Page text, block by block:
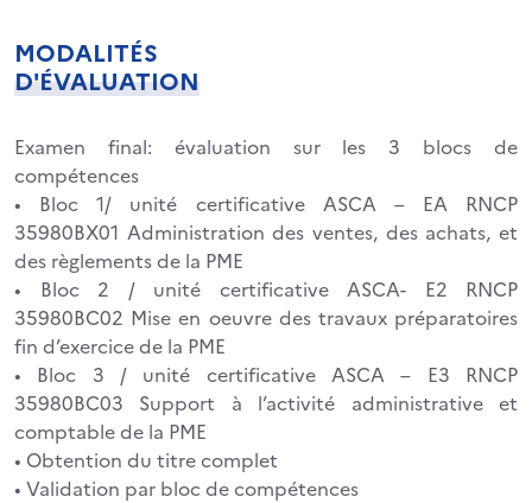
MODALITÉS
D'ÉVALUATION
Examen final: évaluation sur les 3 blocs de
compétences
• Bloc 1/ unité certificative ASCA – EA RNCP
35980BX01 Administration des ventes, des achats, et
des règlements de la PME
• Bloc 2 / unité certificative ASCA- E2 RNCP
35980BC02 Mise en oeuvre des travaux préparatoires
fin d’exercice de la PME
• Bloc 3 / unité certificative ASCA – E3 RNCP
35980BC03 Support à l’activité administrative et
comptable de la PME
• Obtention du titre complet
• Validation par bloc de compétences